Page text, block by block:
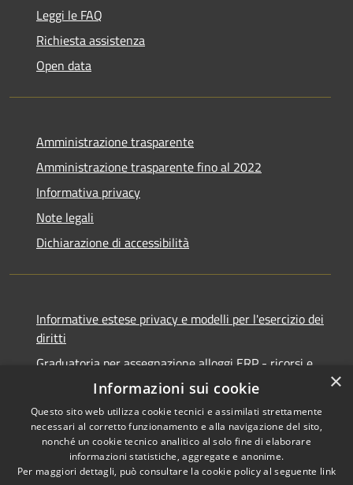
Leggi le FAQ
Richiesta assistenza
Open data
Amministrazione trasparente
Amministrazione trasparente fino al 2022
Informativa privacy
Note legali
Dichiarazione di accessibilità
Informative estese privacy e modelli per l'esercizio dei
diritti
Graduatoria per assegnazione alloggi ERP - ricorsi e
Accessibilità
Copyright © 2026 • Comune di
Ancona • Powered by
×
Informazioni sui cookie
Questo sito web utilizza cookie tecnici e assimilati strettamente
necessari al corretto funzionamento e alla navigazione del sito,
nonché un cookie tecnico analitico al solo fine di elaborare
informazioni statistiche, aggregate e anonime.
Per maggiori dettagli, può consultare la cookie policy al seguente link